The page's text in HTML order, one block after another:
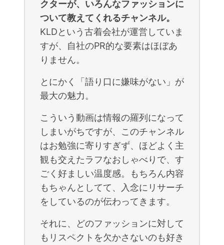
クターが、いろんなファッションに
ついて教えてくれるチャンネル。
KLDという古着会社が運営していま
すが、自社のPR的な要素はほぼあ
りません。
とにかく「語り口に嫌味がない」が
最大の魅力。
こういう動画は情報の羅列になって
しまいがちですが、このチャンネル
はお勉強に寄りすぎず、ほどよく主
観も交えたラフなおしゃべりで、す
ごく好ましい温度感。もちろん内容
もちゃんとしてて、入念にリサーチ
をしているのが伝わってきます。
それに、どのファッションに対して
もリスペクトを欠かさないのも好き